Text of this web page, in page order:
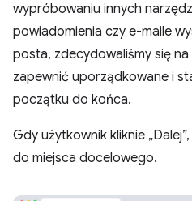
wypróbowaniu innych
powiadomienia czy e-maile
posta, zdecydowaliśmy się
zapewnić uporządkowane i
początku do końca.
Gdy użytkownik kliknie
do miejsca docelowego.